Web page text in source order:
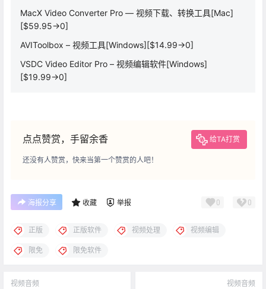
MacX Video Converter Pro — 视频下载、转换工具[Mac]
[$59.95→0]
AVIToolbox – 视频工具[Windows][$14.99→0]
VSDC Video Editor Pro – 视频编辑软件[Windows]
[$19.99→0]
点点赞赏，手留余香 给TA打赏
还没有人赞赏，快来当第一个赞赏的人吧！
海报分享 收藏 举报 0 0
正版 正版软件 视频处理 视频编辑
限免 限免软件
视频音频 视频音频